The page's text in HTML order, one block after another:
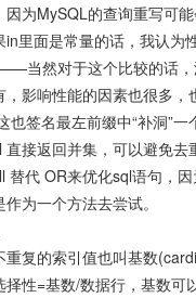
因为MySQL的查询重写可
in里面是常量的话，我认为
当然对于这个比较的话，
，影响性能的因素也很多，
也签名最左前缀中“补洞”一
直接返回并集，可以避免去
替代 OR来优化sql语句，
为一个方法去尝试。
重复的索引值也叫基数
择性=基数/数据行，基数可